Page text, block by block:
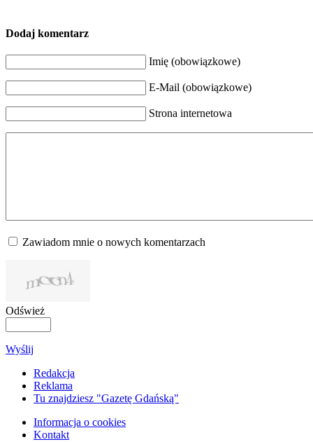
Dodaj komentarz
Imię (obowiązkowe)
E-Mail (obowiązkowe)
Strona internetowa
Zawiadom mnie o nowych komentarzach
Odśwież
Wyślij
Redakcja
Reklama
Tu znajdziesz "Gazetę Gdańską"
Informacja o cookies
Kontakt